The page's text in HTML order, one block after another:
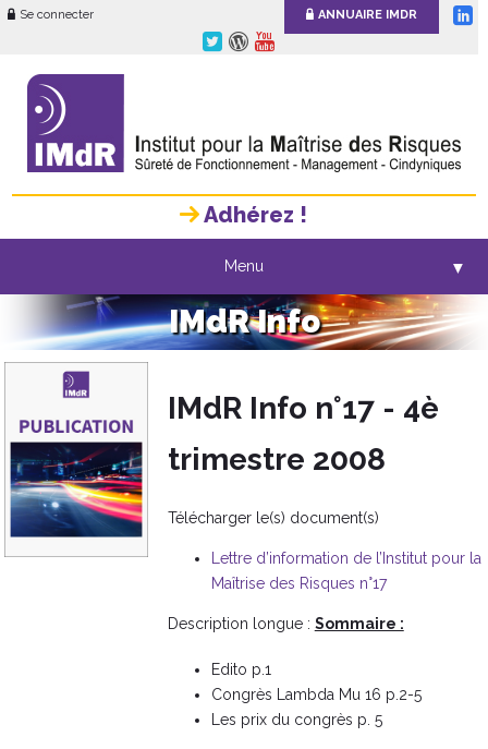
Se connecter ANNUAIRE IMDR
Adhérez !
Menu ▼
IMdR Info
IMdR Info n°17 - 4è
trimestre 2008
Télécharger le(s) document(s)
Lettre d’information de l’Institut pour la
Maîtrise des Risques n°17
Description longue : Sommaire :
Edito p.1
Congrès Lambda Mu 16 p.2-5
Les prix du congrès p. 5